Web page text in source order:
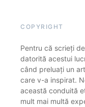
COPYRIGHT
Pentru că scrieți
datorită acestui
când preluați un
care v-a inspirat.
această conduită
mult mai multă